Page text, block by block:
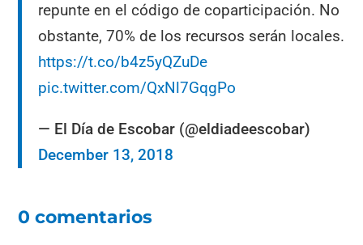
repunte en el código de coparticipación. No
obstante, 70% de los recursos serán locales.
https://t.co/b4z5yQZuDe
pic.twitter.com/QxNl7GqgPo
— El Día de Escobar (@eldiadeescobar)
December 13, 2018
0 comentarios